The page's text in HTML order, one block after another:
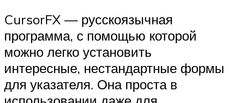
CursorFX — русскоязычная
программа, с помощью которой
можно легко установить
интересные, нестандартные формы
для указателя. Она проста в